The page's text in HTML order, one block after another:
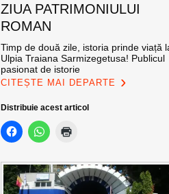
ZIUA PATRIMONIULUI
ROMAN
Timp de două zile, istoria prinde viață
Ulpia Traiana Sarmizegetusa! Publicul
pasionat de istorie
CITEȘTE MAI DEPARTE
Distribuie acest articol